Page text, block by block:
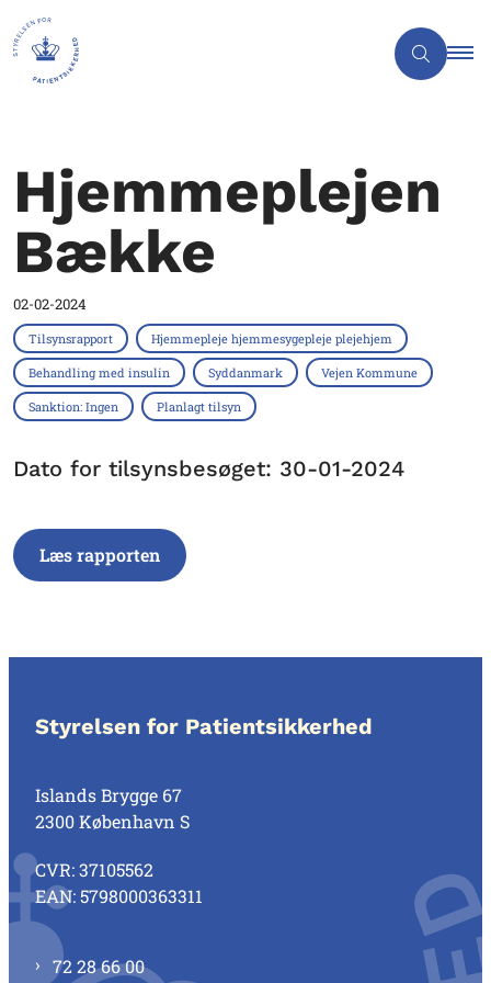
Hjemmeplejen
Bække
02-02-2024
Tilsynsrapport Hjemmepleje hjemmesygepleje plejehjem
Behandling med insulin Syddanmark Vejen Kommune
Sanktion: Ingen Planlagt tilsyn
Dato for tilsynsbesøget: 30-01-2024
Læs rapporten
Styrelsen for Patientsikkerhed
Islands Brygge 67
2300 København S
CVR: 37105562
EAN: 5798000363311
72 28 66 00